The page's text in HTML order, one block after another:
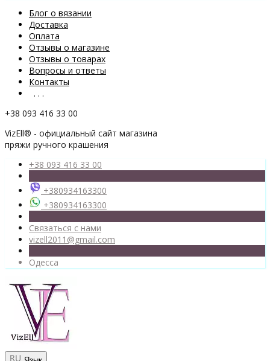
Блог о вязании
Доставка
Оплата
Отзывы о магазине
Отзывы о товарах
Вопросы и ответы
Контакты
. . .
+38 093 416 33 00
VizEll® - официальный сайт магазина
пряжи ручного крашения
+38 093 416 33 00
+380934163300
+380934163300
Связаться с нами
vizell2011@gmail.com
Одесса